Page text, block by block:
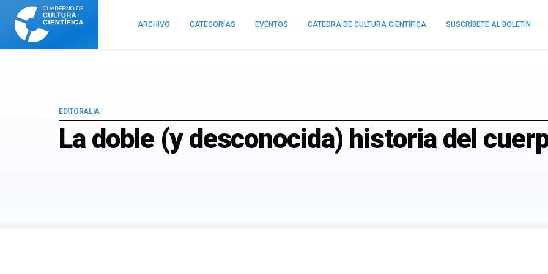
Cuaderno
Cultura
Científica
ARCHIVO CATEGORÍAS EVENTOS CÁTEDRA DE CULTURA CIENTÍFICA SUSCRÍBETE AL BOLETÍN
La doble (y desconocida) historia del
EDITORALIA